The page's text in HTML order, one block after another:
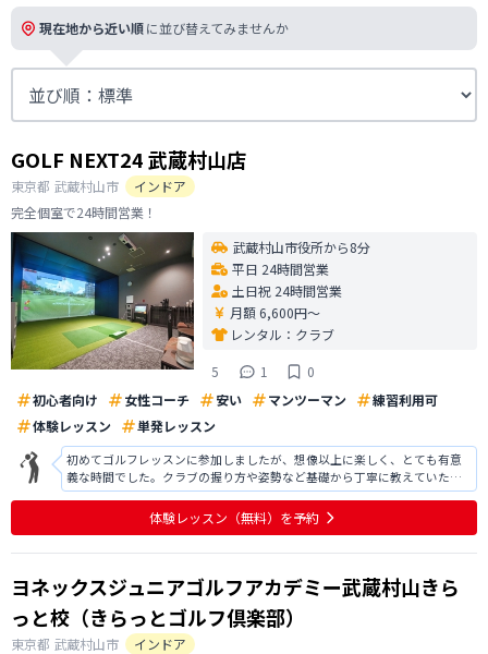
現在地から近い順に並び替えてみませんか
GOLF NEXT24 武蔵村山店
東京都 武蔵村山市
インドア
完全個室で24時間営業！
武蔵村山市役所から8分
平日 24時間営業
土日祝 24時間営業
月額 6,600円〜
レンタル： クラブ
5
1
0
初心者向け
女性コーチ 安い マンツーマン
練習利用可
体験レッスン
単発レッスン
初めてゴルフレッスンに参加しましたが、想像以上に楽しく、とても有意
義な時間でした。クラブの握り方や姿勢など基礎から丁寧に教えていただ
けたので、初心者でも安心して取り組むことができました。 特に、実際に
ボールを打つ体験では、インストラクターの方も優しく分かりやすく指導
してくださり、リラックスして楽し
体験レッスン （無料） を予約
ヨネックスジュニアゴルフアカデミー武蔵村山きら
っと校（きらっとゴルフ倶楽部）
東京都 武蔵村山市
インドア